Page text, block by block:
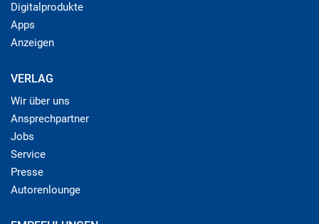
Digitalprodukte
Apps
Anzeigen
VERLAG
Wir über uns
Ansprechpartner
Jobs
Service
Presse
Autorenlounge